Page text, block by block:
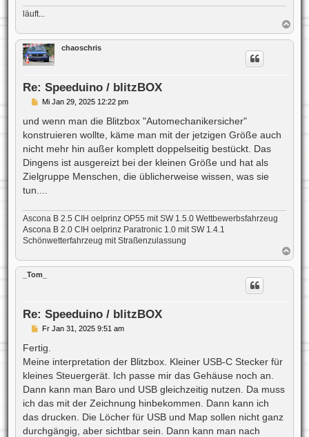
läuft...
a
c
chaoschris
Re: Speeduino / blitzBOX
B
r
a
g
Mi Jan 29, 2025 12:22 pm
und wenn man die Blitzbox "Automechanikersicher"
konstruieren wollte, käme man mit der jetzigen Größe auch
nicht mehr hin außer komplett doppelseitig bestückt. Das
Dingens ist ausgereizt bei der kleinen Größe und hat als
Zielgruppe Menschen, die üblicherweise wissen, was sie
tun....
Ascona B 2.5 CIH oelprinz OP55 mit SW 1.5.0 Wettbewerbsfahrzeug
Ascona B 2.0 CIH oelprinz Paratronic 1.0 mit SW 1.4.1
Schönwetterfahrzeug mit Straßenzulassung
a
c
_Tom_
Re: Speeduino / blitzBOX
B
i
r
a
g
Fr Jan 31, 2025 9:51 am
Fertig.
Meine interpretation der Blitzbox. Kleiner USB-C Stecker für
kleines Steuergerät. Ich passe mir das Gehäuse noch an.
Dann kann man Baro und USB gleichzeitig nutzen. Da muss
ich das mit der Zeichnung hinbekommen. Dann kann ich
das drucken. Die Löcher für USB und Map sollen nicht ganz
durchgängig, aber sichtbar sein. Dann kann man nach